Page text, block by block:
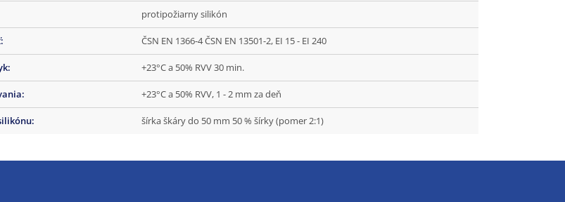
protipožiarny silikón
: ČSN EN 1366-4 ČSN EN 13501-2, EI 15 - EI 240
: +23°C a 50% RVV 30 min.
: +23°C a 50% RVV, 1 - 2 mm za deň
: šírka škáry do 50 mm 50 % šírky (pomer 2:1)